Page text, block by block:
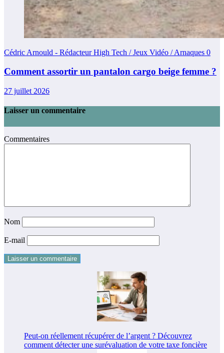
Cédric Arnould - Rédacteur High Tech / Jeux Vidéo / Arnaques 0
Comment assortir un pantalon cargo beige femme ?
27 juillet 2026
Laisser un commentaire
Commentaires
Nom
E-mail
Peut-on réellement récupérer de l’argent ? Découvrez
comment détecter une surévaluation de votre taxe foncière